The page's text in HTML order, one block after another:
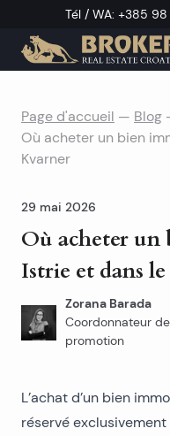
Tél / WA: +385
Page d'accueil — Blog
Où acheter un bien
Kvarner
29 mai 2026
Où acheter un
Istrie et dans
Zorana Barada
Coordonnateur
promotion
L’achat d’un bien
réservé